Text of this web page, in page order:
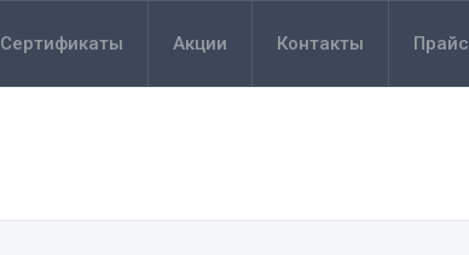
Сертификаты Акции Контакты